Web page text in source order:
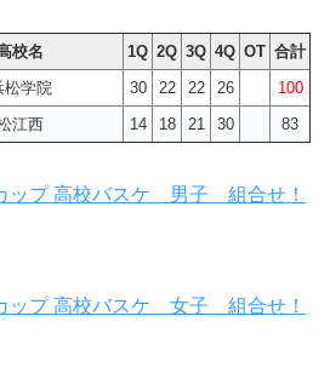
校名 1Q 2Q 3Q 4Q OT 合計
松学院 30 22 22 26
100
江西 14 18 21 30 83
ップ 高校バスケ 男子 組合せ！
ップ 高校バスケ 女子 組合せ！